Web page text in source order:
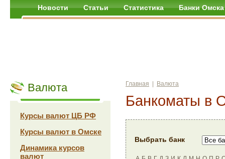
Новости Статьи Статистика Банки Омска
Валюта
Курсы валют ЦБ РФ
Курсы валют в Омске
Динамика курсов
валют
Главная Валюта
Банкоматы в
Выбрать банк